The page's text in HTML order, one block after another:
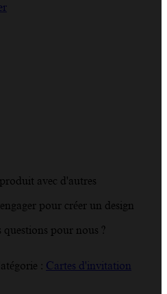
avec d'autres
pour créer un design
pour nous ?
: Cartes d'invitation